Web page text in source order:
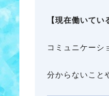
【現在働いて
コミュニケーシ
分からないこと